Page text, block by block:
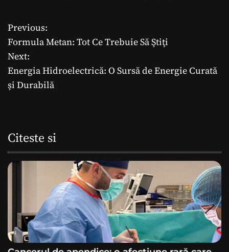
N
a
v
a
r
n
Previous:
Formula Metan: Tot Ce Trebuie Să Ştiţi
Next:
Energia Hidroelectrică: O Sursă de Energie Curată
și Durabilă
Citeste si